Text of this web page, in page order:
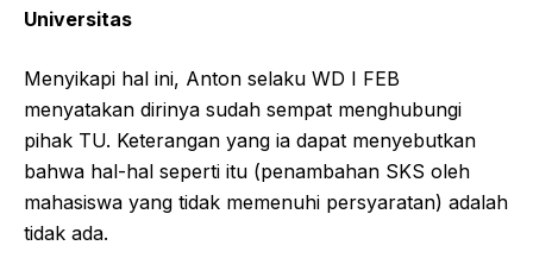
Universitas
Menyikapi hal ini, Anton selaku WD I FEB
menyatakan dirinya sudah sempat menghubungi
pihak TU. Keterangan yang ia dapat menyebutkan
bahwa hal-hal seperti itu (penambahan SKS oleh
mahasiswa yang tidak memenuhi persyaratan) adalah
tidak ada.